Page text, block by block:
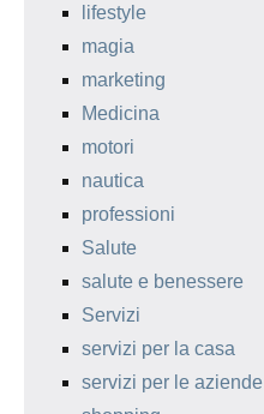
lifestyle
magia
marketing
Medicina
motori
nautica
professioni
Salute
salute e benessere
Servizi
servizi per la casa
servizi per le aziende